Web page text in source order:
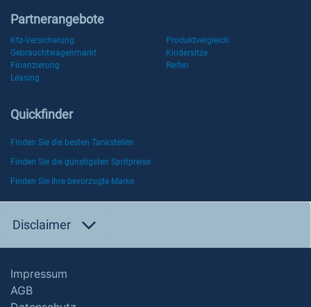
Partnerangebote
Kfz-Versicherung
Produktvergleich
Gebrauchtwagenmarkt
Kindersitze
Finanzierung
Reifen
Leasing
Quickfinder
Finden Sie die besten Tankstellen
Finden Sie die günstigsten Spritpreise
Finden Sie Ihre bevorzugte Marke
Disclaimer
Impressum
AGB